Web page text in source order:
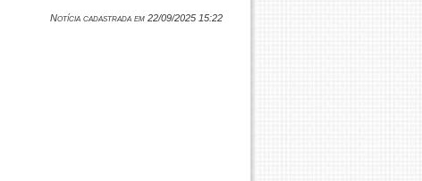
Notícia cadastrada em 22/09/2025 15:22